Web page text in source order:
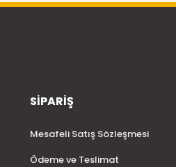
SİPARİŞ
Mesafeli Satış Sözleşmesi
Ödeme ve Teslimat